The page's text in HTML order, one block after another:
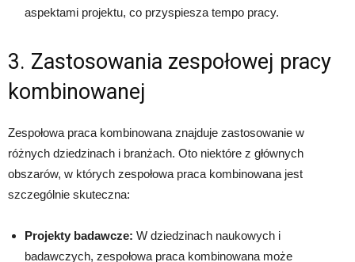
aspektami projektu, co przyspiesza tempo pracy.
3. Zastosowania zespołowej pracy
kombinowanej
Zespołowa praca kombinowana znajduje zastosowanie w
różnych dziedzinach i branżach. Oto niektóre z głównych
obszarów, w których zespołowa praca kombinowana jest
szczególnie skuteczna:
Projekty badawcze: W dziedzinach naukowych i
badawczych, zespołowa praca kombinowana może